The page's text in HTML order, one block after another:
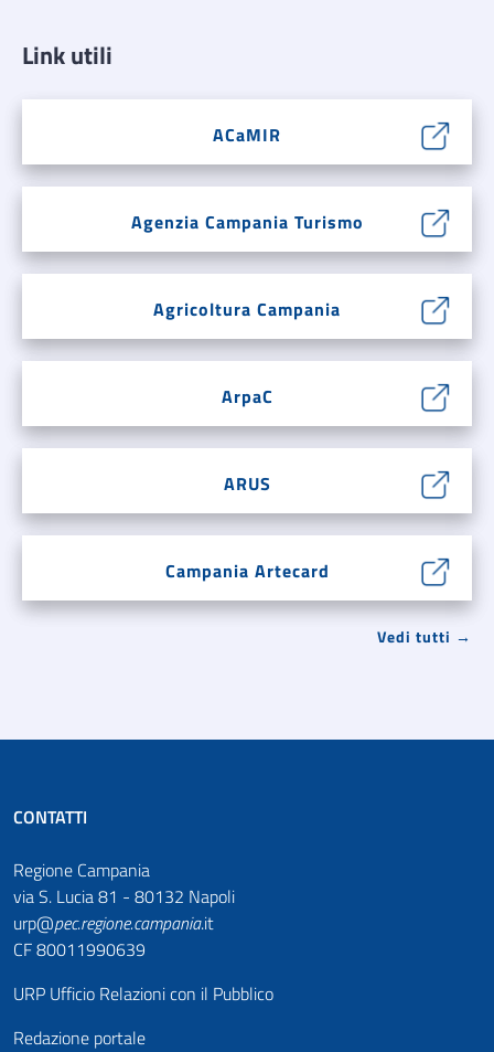
Link utili
ACaMIR
Agenzia Campania Turismo
Agricoltura Campania
ArpaC
ARUS
Campania Artecard
Vedi tutti →
CONTATTI
Regione Campania
via S. Lucia 81 - 80132 Napoli
urp@pec.regione.campania.it
CF 80011990639
URP Ufficio Relazioni con il Pubblico
Redazione portale